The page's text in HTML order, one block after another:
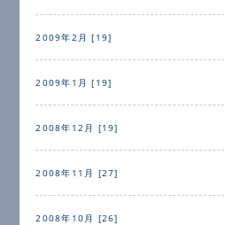
2009年2月 [19]
2009年1月 [19]
2008年12月 [19]
2008年11月 [27]
2008年10月 [26]